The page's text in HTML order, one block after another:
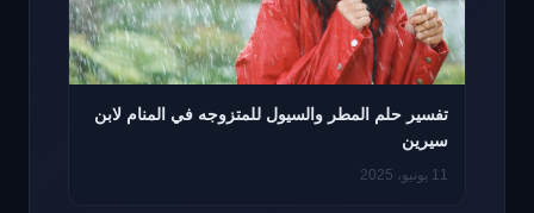
تفسير حلم المطر والسيول للمتزوجه في المنام لابن
سيرين
11 يونيو، 2025